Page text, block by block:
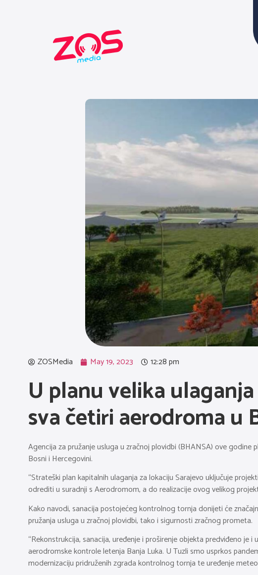
ZOSMedia May 19, 2023 12:28 pm
U planu velika
sva četiri aerodroma u
Agencija za pružanje usluga u zračnoj plovidbi (BHANSA) ove
Bosni i Hercegovini.
“Strateški plan kapitalnih ulaganja za lokaciju Sarajevo uključuje
odrediti u suradnji s Aerodromom, a do realizacije ovog velikog
Kako navodi, sanacija postojećeg kontrolnog tornja donijeti će
pružanja usluga u zračnoj plovidbi, tako i sigurnosti zračnog prometa.
“Rekonstrukcija, sanacija, uređenje i proširenje objekta predviđeno je
aerodromske kontrole letenja Banja Luka. U Tuzli smo usprkos
modernizaciju pridruženih zgrada kontrolnog tornja te uređenje